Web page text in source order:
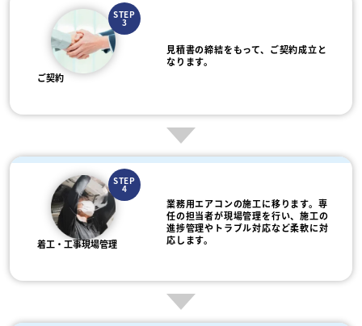
STEP
3
ご契約
見積書の締結をもって、ご契約成立と
なります。
STEP
4
着工・工事現場管理
業務用エアコンの施工に移ります。専
任の担当者が現場管理を行い、施工の
進捗管理やトラブル対応など柔軟に対
応します。